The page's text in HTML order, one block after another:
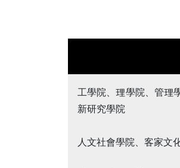
工學院、理學院、管理
新研究學院
人文社會學院、客家文